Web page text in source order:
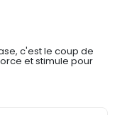
c'est le coup de
et stimule pour